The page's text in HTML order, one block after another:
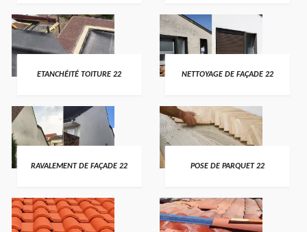
ETANCHÉITÉ TOITURE 22 NETTOYAGE DE FAÇADE 22
RAVALEMENT DE FAÇADE 22 POSE DE PARQUET 22